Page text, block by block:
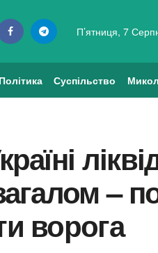
П’ятниця, 7
Політика Суспільство
–
ворога